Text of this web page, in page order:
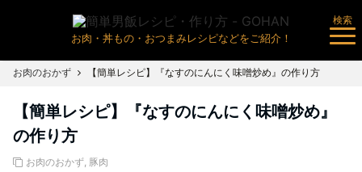
お肉・丼もの・おつまみレシピなどをご紹介！
検索
お肉のおかず 【簡単レシピ】『なすのにんにく味噌炒め』の作り方
【簡単レシピ】『なすのにんにく味噌炒め』
の作り方
お肉のおかず, 豚肉